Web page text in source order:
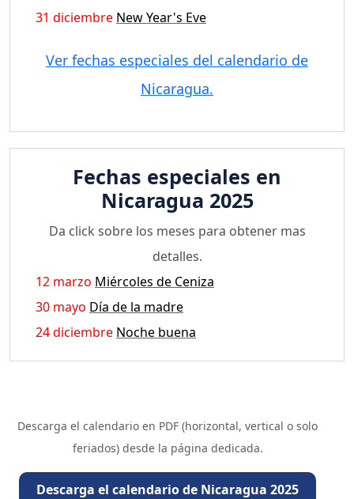
31 diciembre New Year's Eve
Ver fechas especiales del calendario de
Nicaragua.
Fechas especiales en
Nicaragua 2025
Da click sobre los meses para obtener mas
detalles.
12 marzo Miércoles de Ceniza
30 mayo Día de la madre
24 diciembre Noche buena
Descarga el calendario en PDF (horizontal, vertical o solo
feriados) desde la página dedicada.
Descarga el calendario de Nicaragua 2025